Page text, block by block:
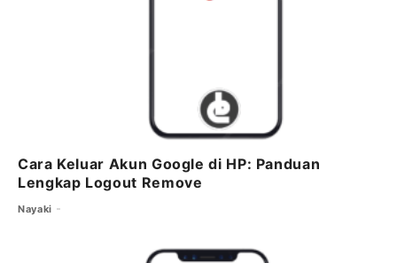
Cara Keluar Akun Google di HP: Panduan
Lengkap Logout Remove
Nayaki